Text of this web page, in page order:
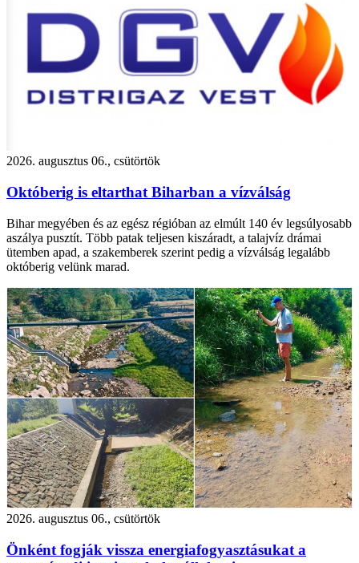
2026. augusztus 06., csütörtök
Októberig is eltarthat Biharban a vízválság
Bihar megyében és az egész régióban az elmúlt 140 év legsúlyosabb
aszálya pusztít. Több patak teljesen kiszáradt, a talajvíz drámai
ütemben apad, a szakemberek szerint pedig a vízválság legalább
októberig velünk marad.
2026. augusztus 06., csütörtök
Önként fogják vissza energiafogyasztásukat a